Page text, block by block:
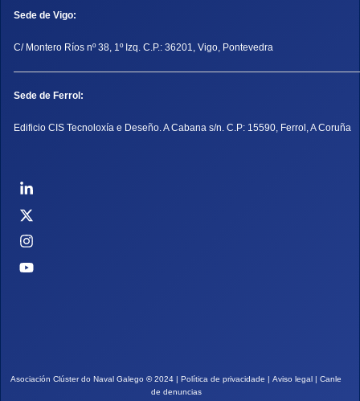
Sede de Vigo:
C/ Montero Ríos nº 38, 1º Izq. C.P.: 36201, Vigo, Pontevedra
Sede de Ferrol:
Edificio CIS Tecnoloxía e Deseño. A Cabana s/n. C.P: 15590, Ferrol, A Coruña
Asociación Clúster do Naval Galego ©2024 | Política de privacidade | Aviso legal | Canle
de denuncias